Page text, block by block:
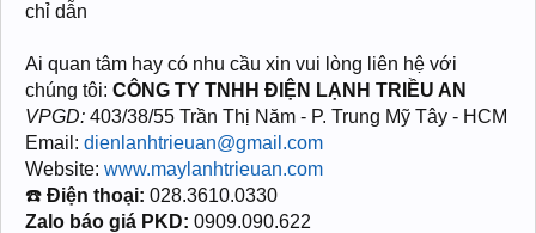
chỉ dẫn
Ai quan tâm hay có nhu cầu xin vui lòng liên hệ với
chúng tôi: CÔNG TY TNHH ĐIỆN LẠNH TRIỀU AN
VPGD: 403/38/55 Trần Thị Năm - P. Trung Mỹ Tây - HCM
Email: dienlanhtrieuan@gmail.com
Website: www.maylanhtrieuan.com
☎️ Điện thoại: 028.3610.0330
Zalo báo giá PKD: 0909.090.622